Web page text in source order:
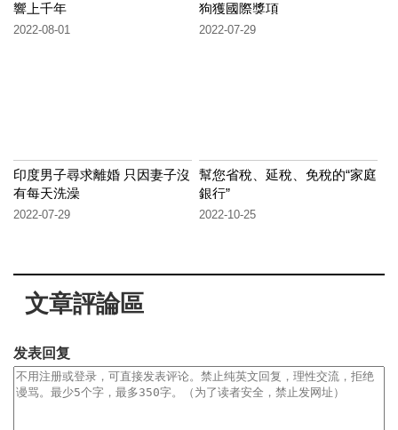
響上千年
2022-08-01
狗獲國際獎項
2022-07-29
印度男子尋求離婚 只因妻子沒
有每天洗澡
2022-07-29
幫您省稅、延稅、免稅的“家庭
銀行”
2022-10-25
文章評論區
发表回复